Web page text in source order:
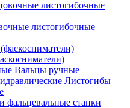
листогибочные
Вальцы ручные
Листогибы